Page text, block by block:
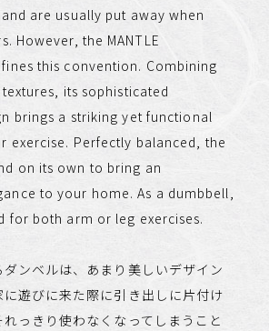
are usually put away when
However, the MANTLE
this convention. Combining
its sophisticated
brings a striking yet functional
exercise. Perfectly balanced, the
on its own to bring an
to your home. As a dumbbell,
for both arm or leg exercises.
ンベルは、あまり美しいデザイン
遊びに来た際に引き出しに片付け
っきり使わなくなってしまうこと